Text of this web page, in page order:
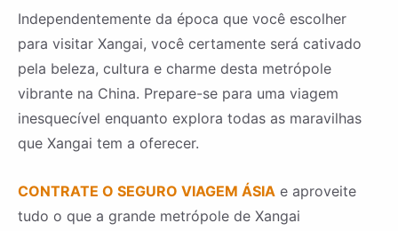
Independentemente da época que você escolher
para visitar Xangai, você certamente será cativado
pela beleza, cultura e charme desta metrópole
vibrante na China. Prepare-se para uma viagem
inesquecível enquanto explora todas as maravilhas
que Xangai tem a oferecer.
CONTRATE O SEGURO VIAGEM ÁSIA e aproveite
tudo o que a grande metrópole de Xangai